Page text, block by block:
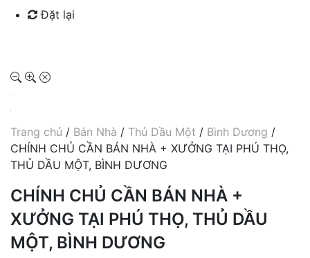
Đặt lại
Trang chủ / Bán Nhà / Thủ Dầu Một / Bình Dương /
CHÍNH CHỦ CẦN BÁN NHÀ + XƯỞNG TẠI PHÚ THỌ,
THỦ DẦU MỘT, BÌNH DƯƠNG
CHÍNH CHỦ CẦN BÁN NHÀ +
XƯỞNG TẠI PHÚ THỌ, THỦ DẦU
MỘT, BÌNH DƯƠNG